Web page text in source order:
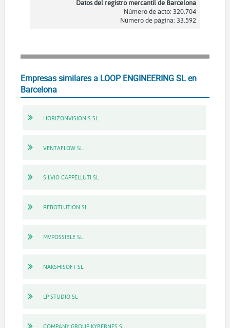
Datos del registro mercantil de Barcelona
Número de acto: 320.704
Número de página: 33.592
Empresas similares a LOOP ENGINEERING SL en
Barcelona
HORIZONVISIONIS SL
VENTAFLOW SL
SILVIO CAPPELLUTI SL
REBOTLUTION SL
MVPOSSIBLE SL
NAKSHISOFT SL
LP STUDIO SL
COMPANY GROUP KYBERNES SL